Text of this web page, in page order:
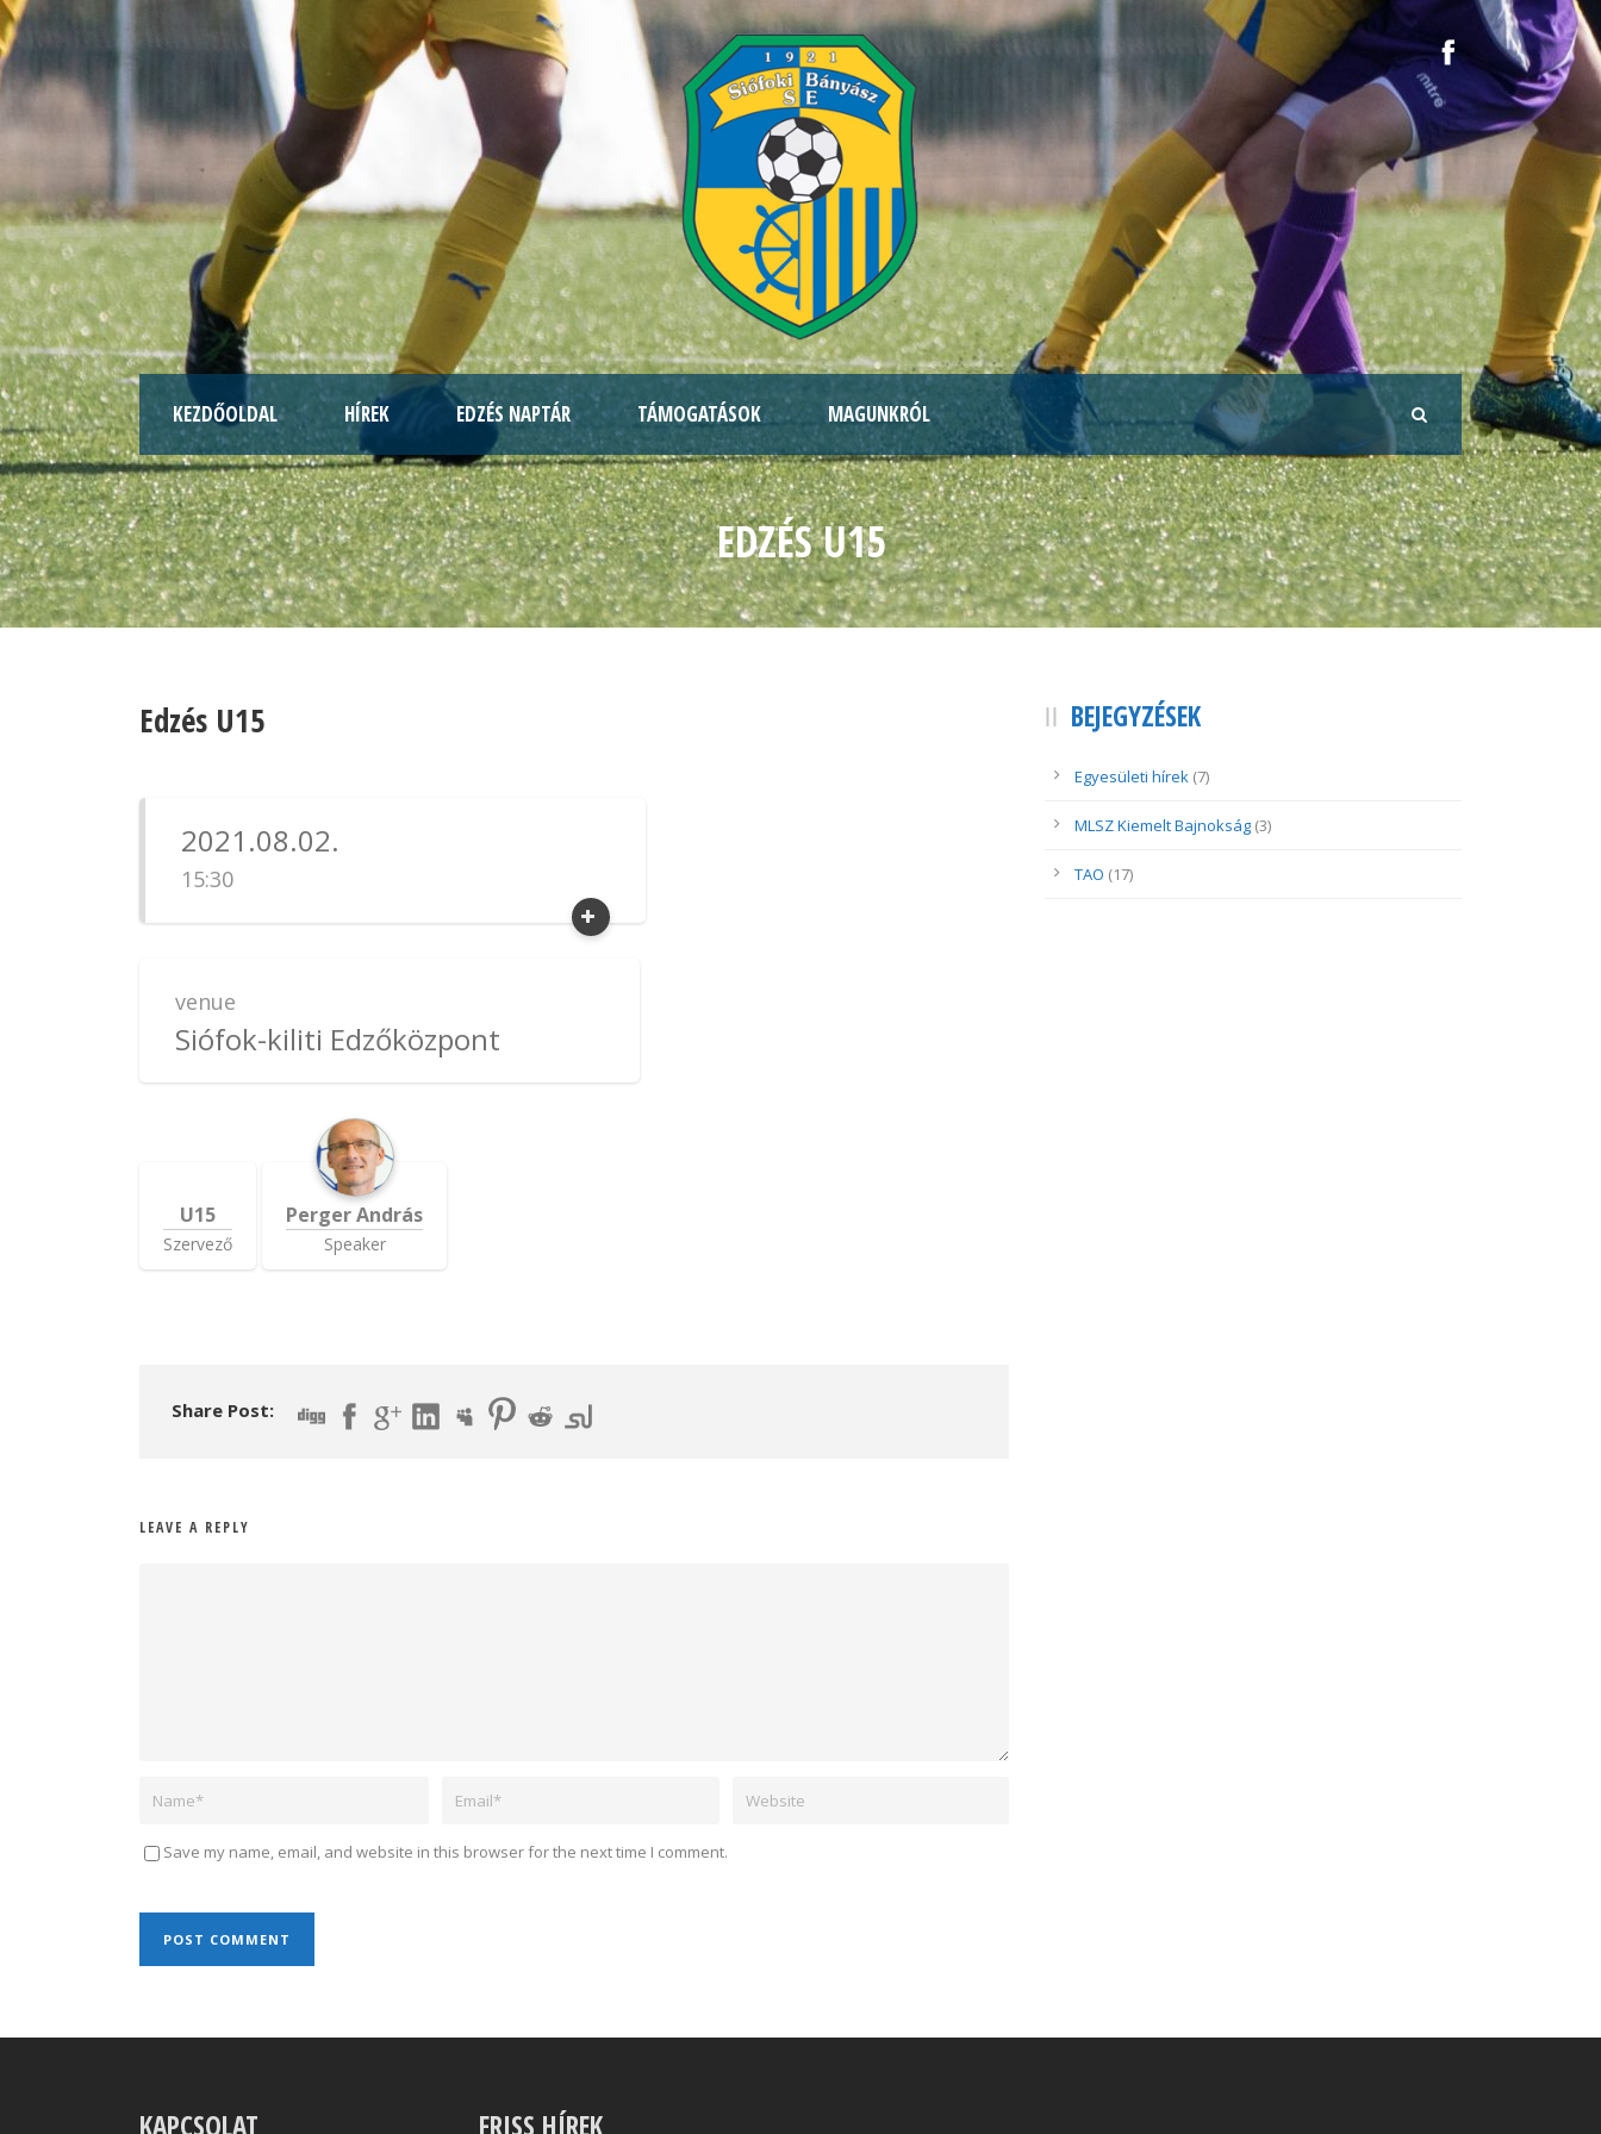
KEZDŐOLDAL HÍREK EDZÉS NAPTÁR TÁMOGATÁSOK MAGUNKRÓL
EDZÉS U15
Edzés U15
2021.08.02.
15:30
venue
Siófok-kiliti Edzőközpont
U15
Szervező
Perger András
Speaker
Share Post:
LEAVE A REPLY
Save my name, email, and website in this browser for the next time I comment.
BEJEGYZÉSEK
Egyesületi hírek (7)
MLSZ Kiemelt Bajnokság (3)
TAO (17)
KAPCSOLAT FRISS HÍREK